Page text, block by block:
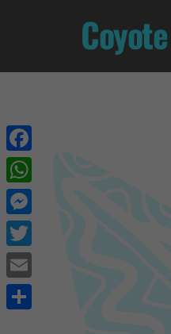
Facebook
WhatsApp
Messenger
Twitter
Email